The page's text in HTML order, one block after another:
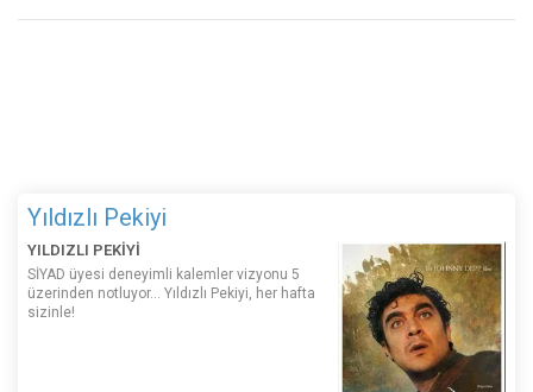
Yıldızlı Pekiyi
YILDIZLI PEKİYİ
SİYAD üyesi deneyimli kalemler vizyonu 5
üzerinden notluyor... Yıldızlı Pekiyi, her hafta
sizinle!